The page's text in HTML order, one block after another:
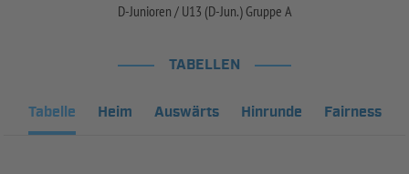
D-Junioren / U13 (D-Jun.) Gruppe A
TABELLEN
Tabelle Heim Auswärts Hinrunde Fairness